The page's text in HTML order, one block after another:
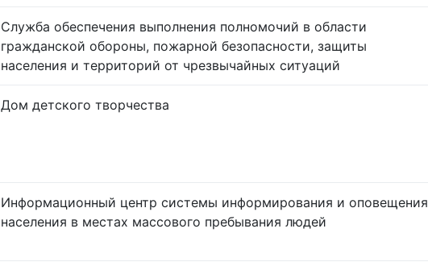
Служба обеспечения выполнения полномочий в области
гражданской обороны, пожарной безопасности, защиты
населения и территорий от чрезвычайных ситуаций
Дом детского творчества
Информационный центр системы информирования и оповещения
населения в местах массового пребывания людей